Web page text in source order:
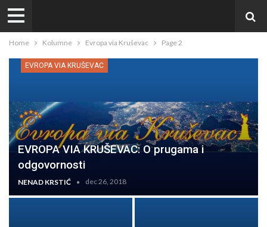
Home Kolumne Evropa via Kruševac Page 2
EVROPA VIA KRUŠEVAC
EVROPA VIA KRUŠEVAC: O prugama i
odgovornosti
NENAD KRSTIĆ dec 26, 2018